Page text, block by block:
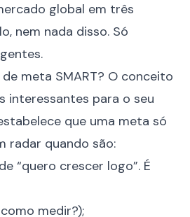
global em três
nem nada disso. Só
meta SMART? O conceito
interessantes para o seu
que uma meta só
radar quando são:
“quero crescer logo”. É
medir?);